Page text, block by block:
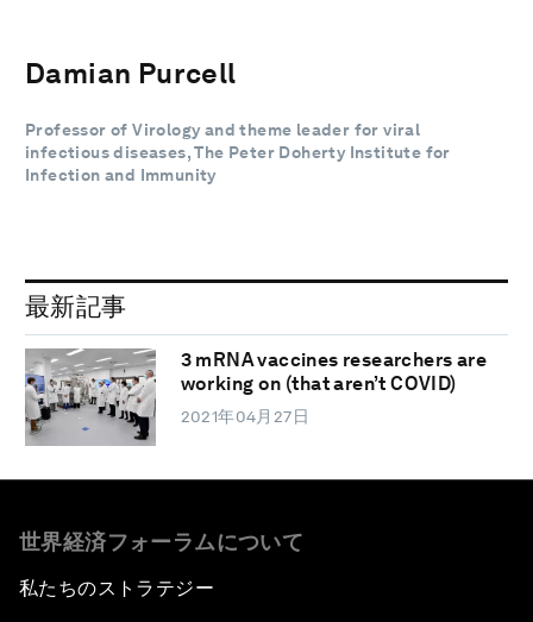
Damian Purcell
Professor of Virology and theme leader for viral
infectious diseases, The Peter Doherty Institute for
Infection and Immunity
最新記事
3 mRNA vaccines researchers are
working on (that aren’t COVID)
2021年04月27日
世界経済フォーラムについて
私たちのストラテジー